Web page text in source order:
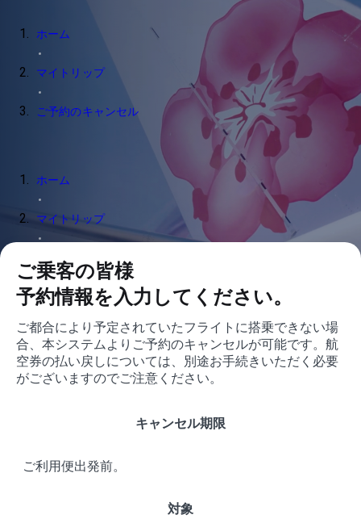
ホーム
マイトリップ
ご予約のキャンセル
ホーム
マイトリップ
ご予約のキャンセル
ご予約のキャンセル
ご乗客の皆様
予約情報を入力してください。
ご都合により予定されていたフライトに搭乗できない場
合、本システムよりご予約のキャンセルが可能です。航
空券の払い戻しについては、別途お手続きいただく必要
がございますのでご注意ください。
キャンセル期限
ご利用便出発前。
対象